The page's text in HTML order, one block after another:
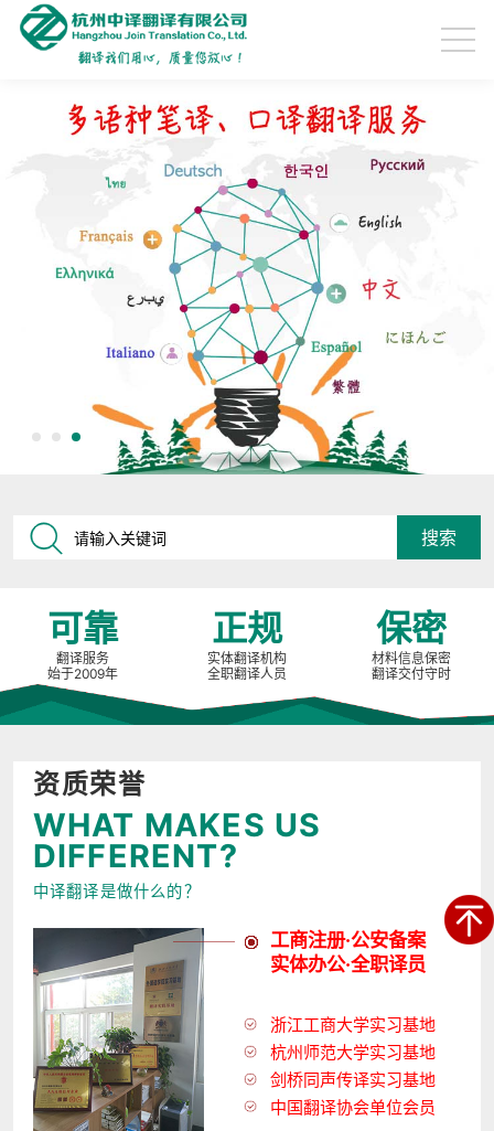
可靠
翻译服务
始于2009年
正规
实体翻译机构
全职翻译人员
保密
材料信息保密
翻译交付守时
资质荣誉
WHAT MAKES US
DIFFERENT?
中译翻译是做什么的？
工商注册·公安备案
实体办公·全职译员
浙江工商大学实习基地
杭州师范大学实习基地
剑桥同声传译实习基地
中国翻译协会单位会员